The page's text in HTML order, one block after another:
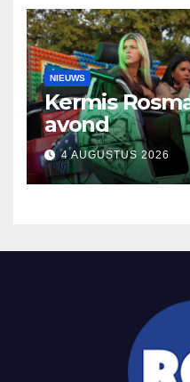
NIEUWS
Kermis
avond
4 AUGUSTUS 2026